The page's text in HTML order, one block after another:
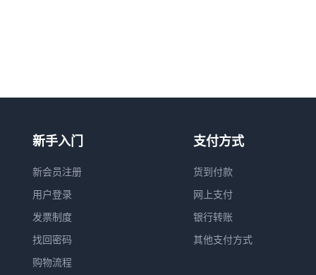
新手入门
新会员注册
用户登录
发票制度
找回密码
购物流程
支付方式
货到付款
网上支付
银行转账
其他支付方式